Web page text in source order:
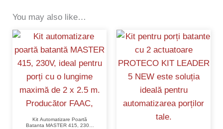
You may also like…
Kit Automatizare Poartă
Batanta MASTER 415, 230V,